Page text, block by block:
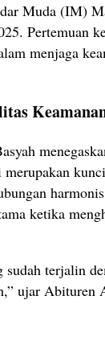
Muda (IM)
Pertemuan
menjaga
ketika
terjalin
ujar